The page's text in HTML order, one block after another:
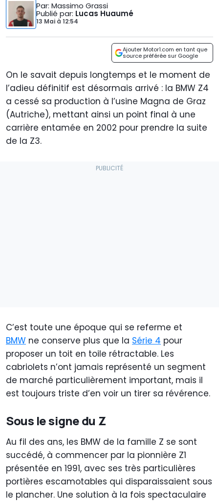
Par: Massimo Grassi
Publié par: Lucas Huaumé
13 Mai à 12:54
Ajouter Motor1.com en tant que
source préférée sur Google
On le savait depuis longtemps et le moment de
l’adieu définitif est désormais arrivé : la BMW Z4
a cessé sa production à l’usine Magna de Graz
(Autriche), mettant ainsi un point final à une
carrière entamée en 2002 pour prendre la suite
de la Z3.
C’est toute une époque qui se referme et
BMW ne conserve plus que la Série 4 pour
proposer un toit en toile rétractable. Les
cabriolets n’ont jamais représenté un segment
de marché particulièrement important, mais il
est toujours triste d’en voir un tirer sa révérence.
Sous le signe du Z
Au fil des ans, les BMW de la famille Z se sont
succédé, à commencer par la pionnière Z1
présentée en 1991, avec ses très particulières
portières escamotables qui disparaissaient sous
le plancher. Une solution à la fois spectaculaire